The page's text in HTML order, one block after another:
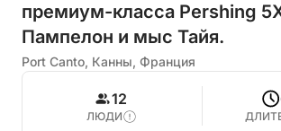
премиум-класса Pershing
Пампелон и мыс Тайя.
Port Canto, Канны, Франция
12
ЛЮДИ